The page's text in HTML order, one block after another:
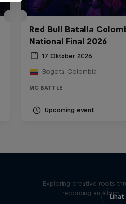
Red Bull Batalla
National Final 2026
17 Oktober 2026
Bogotá, Colombia
MC BATTLE
Upcoming event
Lihat
Exploring creative roots
recording an album